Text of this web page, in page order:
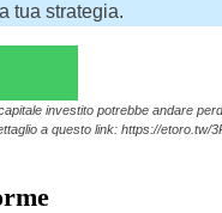
tua strategia.
investito potrebbe andare
a questo link: https://etoro.tw/